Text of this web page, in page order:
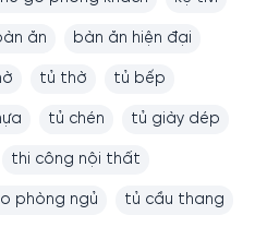
ăn bàn ăn hiện đại
tủ thờ tủ bếp
tủ chén tủ giày dép
thi công nội thất
phòng ngủ tủ cầu thang